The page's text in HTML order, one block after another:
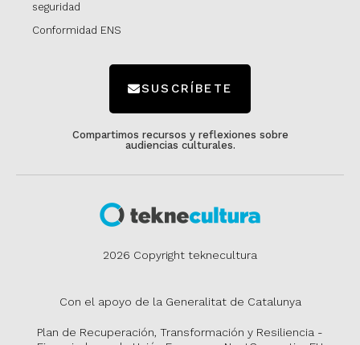
seguridad
Conformidad ENS
SUSCRÍBETE
Compartimos recursos y reflexiones sobre
audiencias culturales.
2026 Copyright teknecultura
Con el apoyo de la Generalitat de Catalunya
Plan de Recuperación, Transformación y Resiliencia -